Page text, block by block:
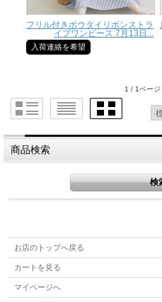
フリル付きボウタイリボンストラ
イプワンピース 7月13日...
入荷連絡を希望
1 / 1ページ
商品検索
お店のトップへ戻る
カートを見る
マイページへ